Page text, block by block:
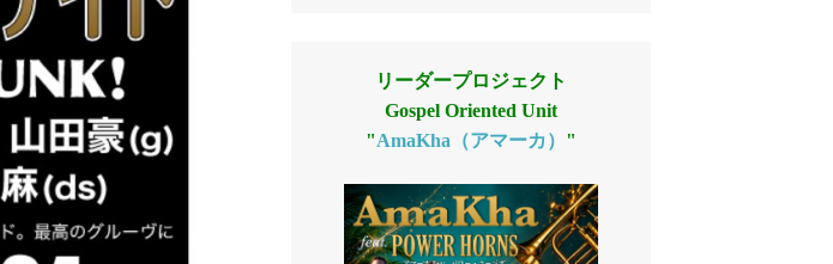
リーダープロジェクト
Gospel Oriented Unit
"AmaKha（アマーカ） "